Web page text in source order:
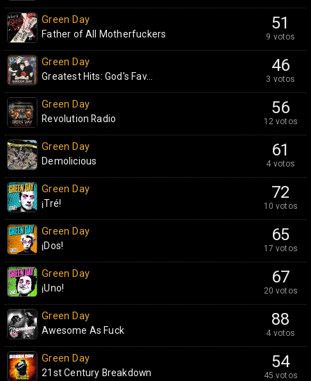
51
9 votos
Green Day
Father of All Motherfuckers
46
3 votos
Green Day
Greatest Hits: God's Fav...
56
12 votos
Green Day
Revolution Radio
61
4 votos
Green Day
Demolicious
72
10 votos
Green Day
¡Tré!
65
17 votos
Green Day
¡Dos!
67
20 votos
Green Day
¡Uno!
88
4 votos
Green Day
Awesome As Fuck
54
45 votos
Green Day
21st Century Breakdown